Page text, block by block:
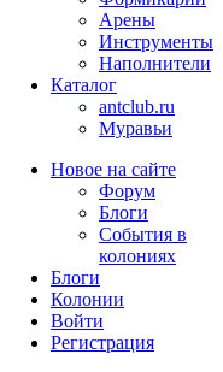
Арены
Инструменты
Наполнители
Каталог
antclub.ru
Муравьи
Новое на сайте
Форум
Блоги
События в
колониях
Блоги
Колонии
Войти
Peгиcтpaция